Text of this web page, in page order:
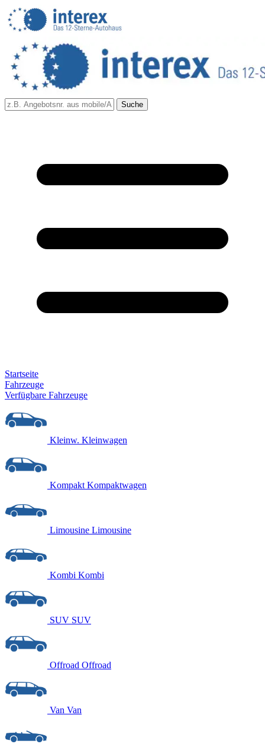
Suche
Startseite
Fahrzeuge
Verfügbare Fahrzeuge
Kleinw. Kleinwagen
Kompakt Kompaktwagen
Limousine Limousine
Kombi Kombi
SUV SUV
Offroad Offroad
Van Van